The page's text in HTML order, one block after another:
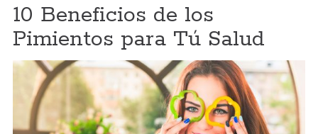
10 Beneficios de los
Pimientos para Tú Salud